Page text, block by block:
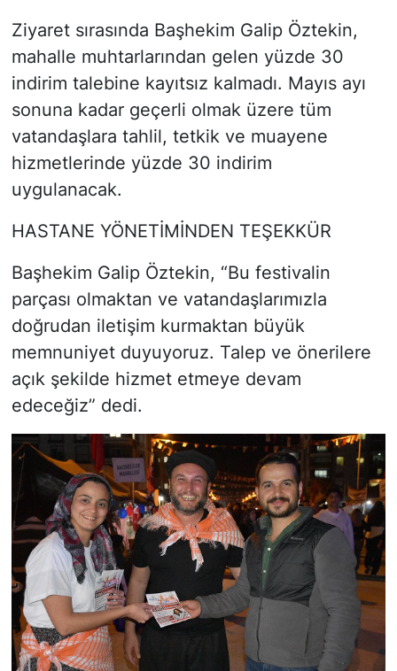
Ziyaret sırasında Başhekim Galip Öztekin,
mahalle muhtarlarından gelen yüzde 30
indirim talebine kayıtsız kalmadı. Mayıs ayı
sonuna kadar geçerli olmak üzere tüm
vatandaşlara tahlil, tetkik ve muayene
hizmetlerinde yüzde 30 indirim
uygulanacak.
HASTANE YÖNETİMİNDEN TEŞEKKÜR
Başhekim Galip Öztekin, “Bu festivalin
parçası olmaktan ve vatandaşlarımızla
doğrudan iletişim kurmaktan büyük
memnuniyet duyuyoruz. Talep ve önerilere
açık şekilde hizmet etmeye devam
edeceğiz” dedi.